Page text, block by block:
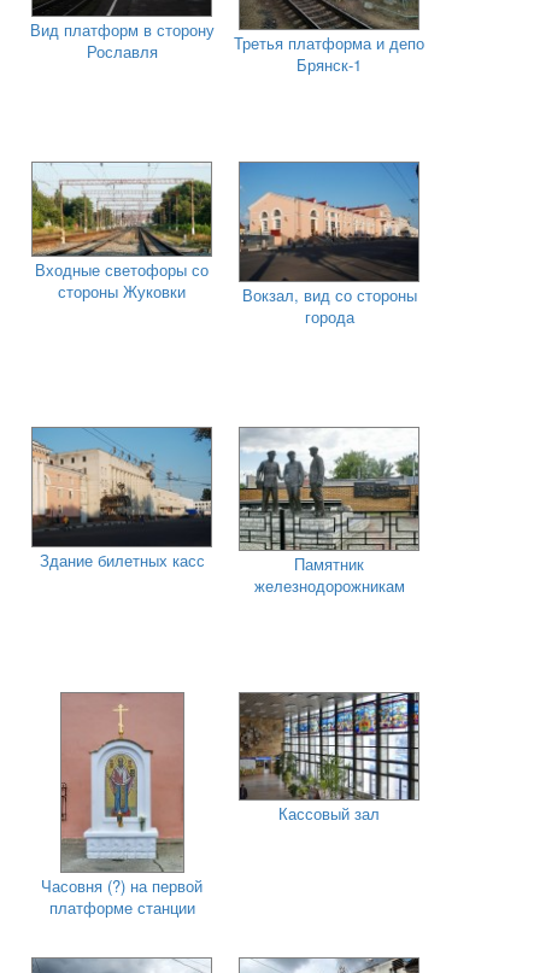
Вид платформ в сторону
Рославля
Третья платформа и депо
Брянск-1
Входные светофоры со
стороны Жуковки
Вокзал, вид со стороны
города
Здание билетных касс
Памятник
железнодорожникам
Часовня (?) на первой
платформе станции
Кассовый зал